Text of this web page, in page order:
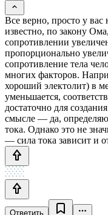
Все верно, просто у вас
известно, по закону
сопротивлении
пропорционально
сопротивление тела
многих факторов.
хороший электолит) в
уменьшается,
достаточно для
смысле — да,
тока. Однако это не
— сила тока зависит и
Ответить